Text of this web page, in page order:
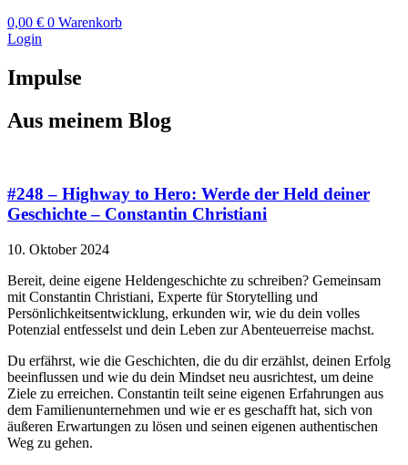
0,00 € 0 Warenkorb
Login
Impulse
Aus meinem Blog
#248 – Highway to Hero: Werde der Held deiner
Geschichte – Constantin Christiani
10. Oktober 2024
Bereit, deine eigene Heldengeschichte zu schreiben? Gemeinsam
mit Constantin Christiani, Experte für Storytelling und
Persönlichkeitsentwicklung, erkunden wir, wie du dein volles
Potenzial entfesselst und dein Leben zur Abenteuerreise machst.
Du erfährst, wie die Geschichten, die du dir erzählst, deinen Erfolg
beeinflussen und wie du dein Mindset neu ausrichtest, um deine
Ziele zu erreichen. Constantin teilt seine eigenen Erfahrungen aus
dem Familienunternehmen und wie er es geschafft hat, sich von
äußeren Erwartungen zu lösen und seinen eigenen authentischen
Weg zu gehen.